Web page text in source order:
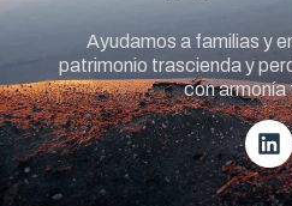
Ayudamos a familias y
patrimonio trascienda y
con armonía